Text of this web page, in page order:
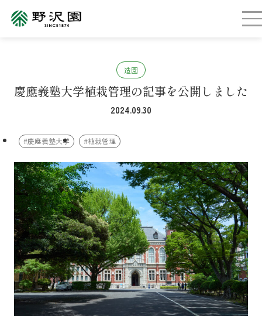
造園
慶應義塾大学植栽管理の記事を公開しました
2024.09.30
#慶應義塾大学 #植栽管理